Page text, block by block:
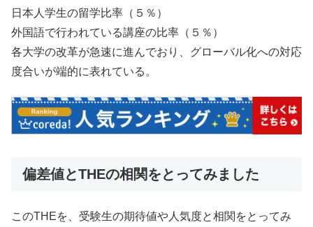
日本人学生の留学比率（５％）
外国語で行われている講座の比率（５％）
各大学の改革が急速に進んでおり、グローバル化への対応
度合いが端的に表れている。
偏差値とTHEの相関をとってみました
このTHEを、受験生の期待値や人気度と相関をとってみ